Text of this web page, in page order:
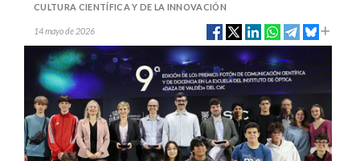
CULTURA CIENTÍFICA Y DE LA INNOVACIÓN
14 mayo de 2026